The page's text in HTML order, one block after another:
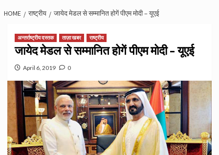
HOME राष्ट्रीय जायेद मेडल से सम्मानित होगें पीएम मोदी – यूएई
अन्तर्राष्ट्रीय दस्तक ताज़ा खबर राष्ट्रीय
जायेद मेडल से सम्मानित होगें पीएम मोदी – यूएई
April 6, 2019 0